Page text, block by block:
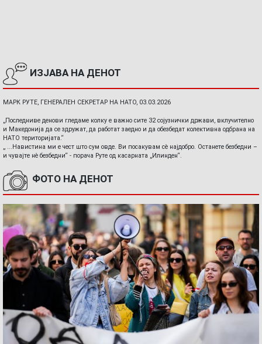
ИЗЈАВА НА ДЕНОТ
МАРК РУТЕ, ГЕНЕРАЛЕН СЕКРЕТАР НА НАТО, 03.03.2026
„Последниве денови гледаме колку е важно сите 32 сојузнички држави, вклучително
и Македонија да се здружат, да работат заедно и да обезбедат колективна одбрана на
НАТО територијата.“
„ ...Навистина ми е чест што сум овде. Ви посакувам сè најдобро. Останете безбедни –
и чувајте нè безбедни“ - порача Руте од касарната „Илинден“.
ФОТО НА ДЕНОТ